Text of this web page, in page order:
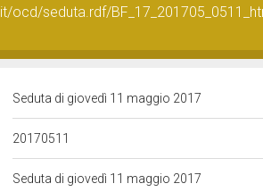
ocd/seduta.rdf/
Seduta di giovedì 11 maggio 2017
20170511
Seduta di giovedì 11 maggio 2017